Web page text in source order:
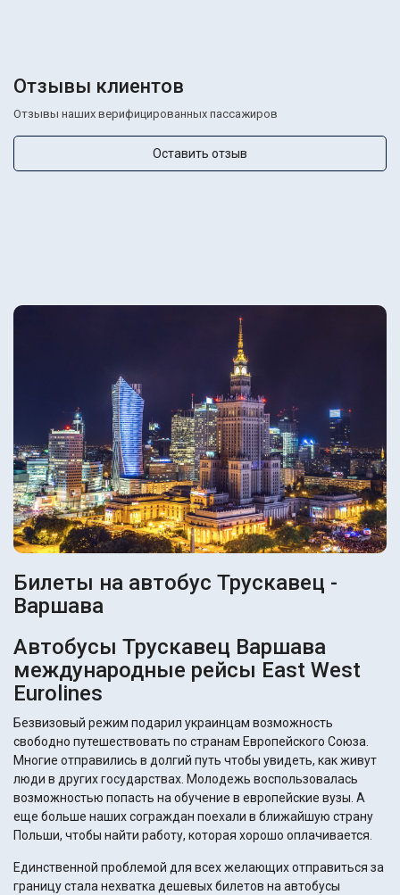
Отзывы клиентов
Отзывы наших верифицированных пассажиров
Оставить отзыв
Билеты на автобус Трускавец -
Варшава
Автобусы Трускавец Варшава
международные рейсы East West
Eurolines
Безвизовый режим подарил украинцам возможность
свободно путешествовать по странам Европейского Союза.
Многие отправились в долгий путь чтобы увидеть, как живут
люди в других государствах. Молодежь воспользовалась
возможностью попасть на обучение в европейские вузы. А
еще больше наших сограждан поехали в ближайшую страну
Польши, чтобы найти работу, которая хорошо оплачивается.
Единственной проблемой для всех желающих отправиться за
границу стала нехватка дешевых билетов на автобусы